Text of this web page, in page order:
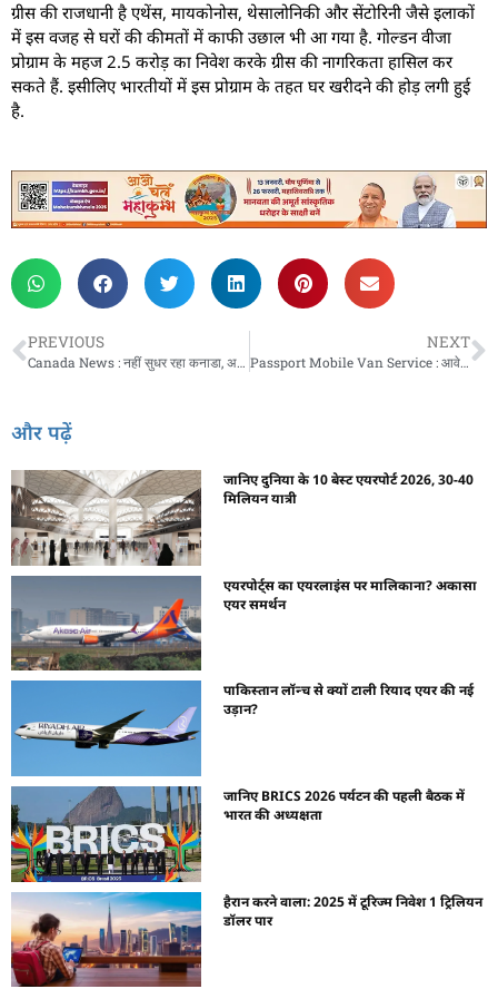
ग्रीस की राजधानी है एथेंस, मायकोनोस, थेसालोनिकी और सेंटोरिनी जैसे इलाकों
में इस वजह से घरों की कीमतों में काफी उछाल भी आ गया है. गोल्डन वीजा
प्रोग्राम के महज 2.5 करोड़ का निवेश करके ग्रीस की नागरिकता हासिल कर
सकते हैं. इसीलिए भारतीयों में इस प्रोग्राम के तहत घर खरीदने की होड़ लगी हुई
है.
PREVIOUS
Canada News : नहीं सुधर रहा कनाडा, अब भारत पर लगाया ये आरोप
NEXT
Passport Mobile Van Service : आवेदकों को राहत, अब इन 13 जिलों में घर बैठे बनेगा पासपोर्ट
और पढ़ें
जानिए दुनिया के 10 बेस्ट एयरपोर्ट 2026, 30-40
मिलियन यात्री
एयरपोर्ट्स का एयरलाइंस पर मालिकाना? अकासा
एयर समर्थन
पाकिस्तान लॉन्च से क्यों टाली रियाद एयर की नई
उड़ान?
जानिए BRICS 2026 पर्यटन की पहली बैठक में
भारत की अध्यक्षता
हैरान करने वाला: 2025 में टूरिज्म निवेश 1 ट्रिलियन
डॉलर पार